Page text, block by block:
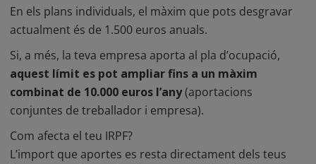
En els plans individuals, el màxim que pots desgravar
actualment és de 1.500 euros anuals.
Si, a més, la teva empresa aporta al pla d’ocupació,
aquest límit es pot ampliar fins a un màxim
combinat de 10.000 euros l’any(aportacions
conjuntes de treballador i empresa).
Com afecta el teu IRPF?
L’import que aportes es resta directament dels teus